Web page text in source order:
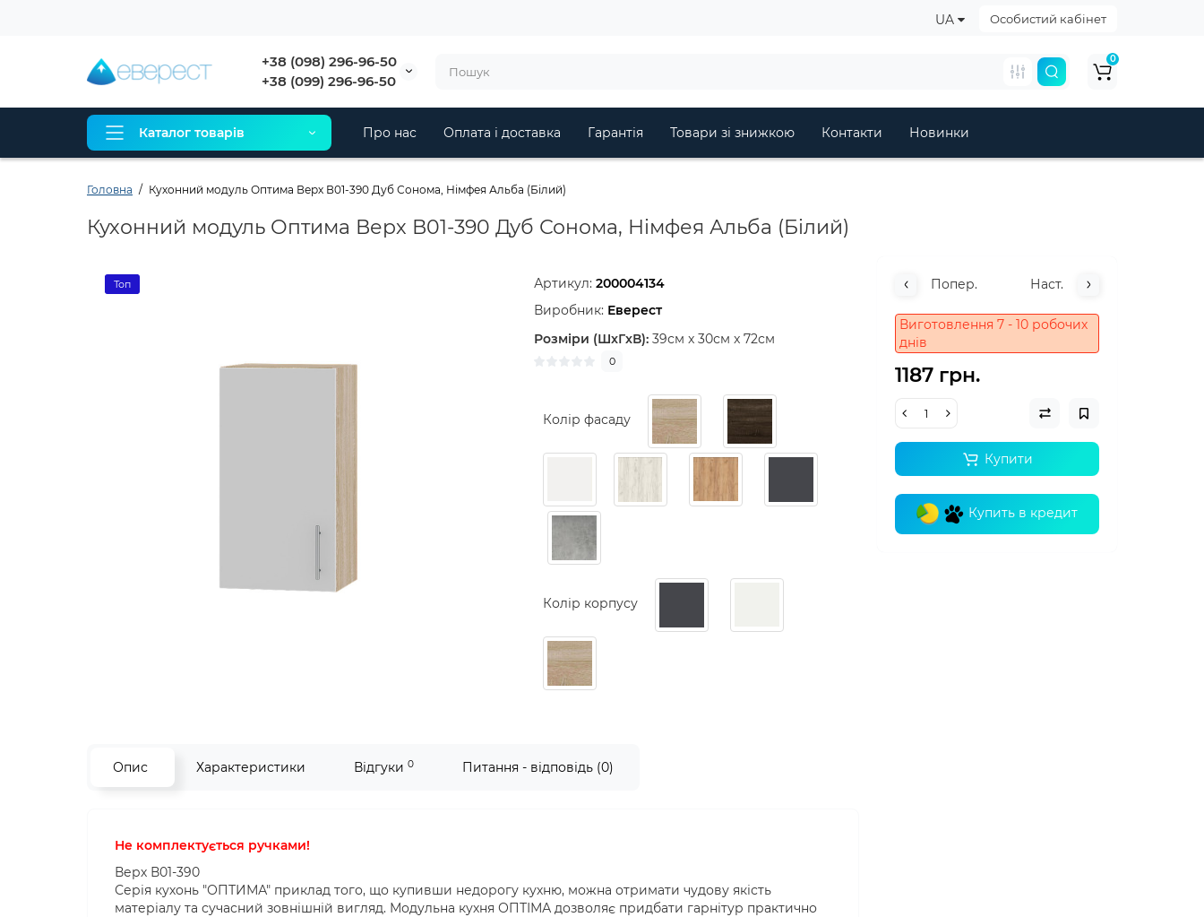
Особистий кабінет
UA
+38 (098) 296-96-50
+38 (099) 296-96-50
0
Каталог товарів Про нас Оплата і доставка Гарантія Товари зі знижкою Контакти Новинки
Головна Кухонний модуль Оптима Верх В01-390 Дуб Сонома, Німфея Альба (Білий)
Кухонний модуль Оптима Верх В01-390 Дуб Сонома, Німфея Альба (Білий)
Топ Артикул:200004134
Виробник: Еверест
Розміри (ШxГxВ): 39см x 30см x 72см
0
Колір фасаду
Колір корпусу
Попер. Наст.
Виготовлення 7 - 10 робочих
днів
1187 грн.
Купити
Купить в кредит
Опис Характеристики Відгуки 0 Питання - відповідь (0)
Не комплектується ручками!
Верх В01-390
Серія кухонь "ОПТИМА" приклад того, що купивши недорогу кухню, можна отримати чудову якість
матеріалу та сучасний зовнішній вигляд. Модульна кухня ОПТІМА дозволяє придбати гарнітур практично